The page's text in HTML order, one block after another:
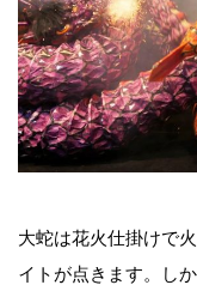
大蛇は花火仕掛けで
イトが点きます。し